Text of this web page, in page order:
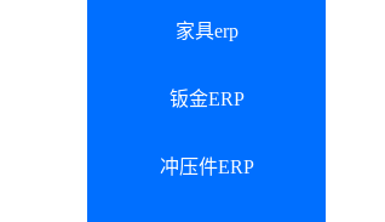
家具erp
钣金ERP
冲压件ERP